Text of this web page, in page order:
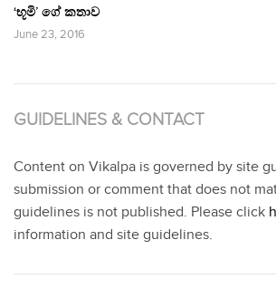
‘භූමි’ ගේ කතාව
June 23, 2016
GUIDELINES & CONTACT
Content on Vikalpa is governed by site
submission or comment that does not
guidelines is not published. Please click
information and site guidelines.